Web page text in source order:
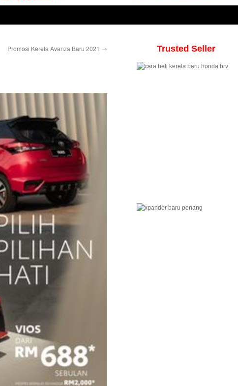
Promosi Kereta Avanza Baru 2021 → Trusted Seller